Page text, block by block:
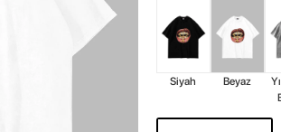
Siyah Beyaz